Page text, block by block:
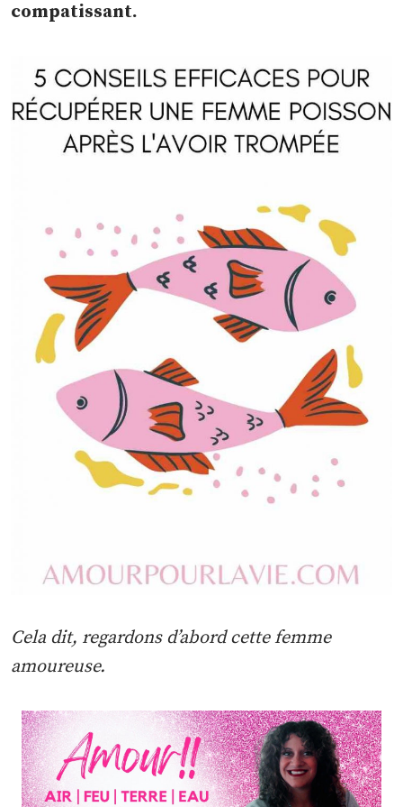
compatissant.
Cela dit, regardons d’abord cette femme
amoureuse.